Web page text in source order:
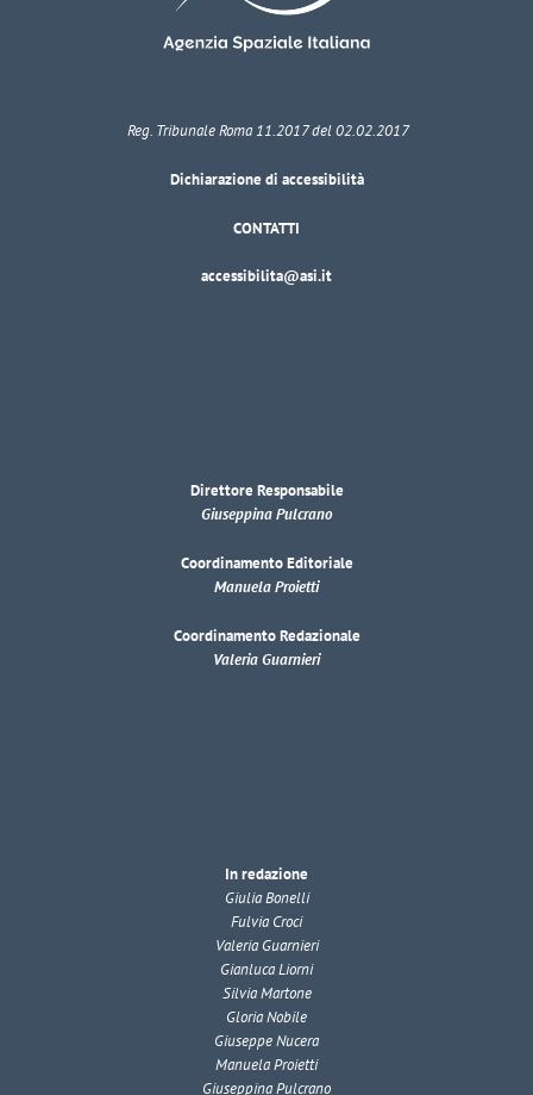
Reg. Tribunale Roma 11.2017 del 02.02.2017
Dichiarazione di accessibilità
CONTATTI
accessibilita@asi.it
Direttore Responsabile
Giuseppina Pulcrano
Coordinamento Editoriale
Manuela Proietti
Coordinamento Redazionale
Valeria Guarnieri
In redazione
Giulia Bonelli
Fulvia Croci
Valeria Guarnieri
Gianluca Liorni
Silvia Martone
Gloria Nobile
Giuseppe Nucera
Manuela Proietti
Giuseppina Pulcrano